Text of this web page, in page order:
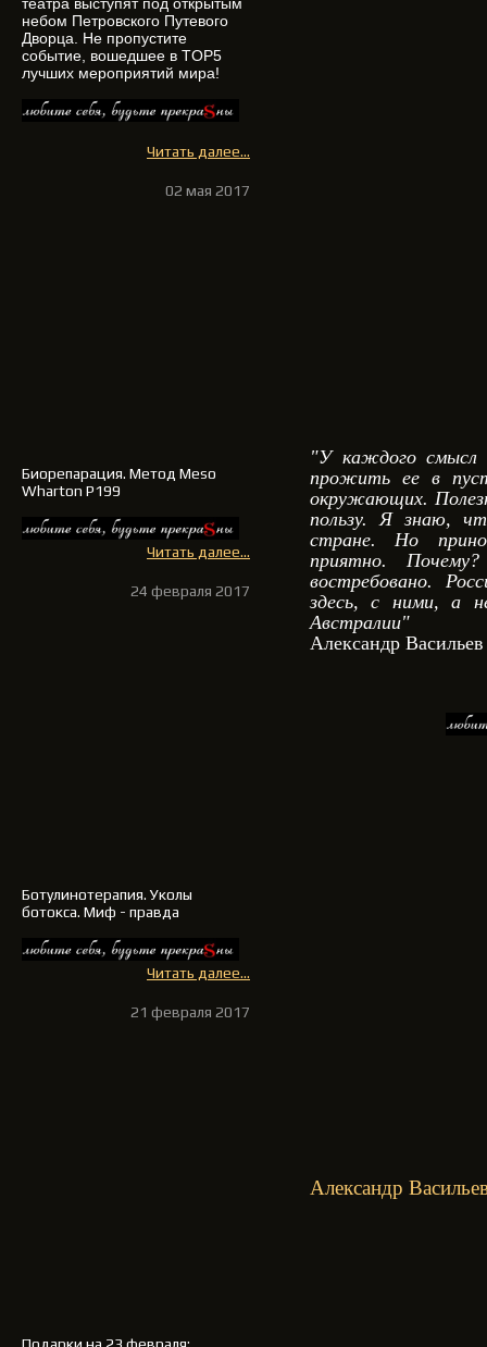
небом Петровского Путевого
Дворца. Не пропустите
событие, вошедшее в TOP5
лучших мероприятий мира!
Читать далее...
02 мая 2017
Биорепарация. Метод Meso
Wharton P199
Читать далее...
24 февраля 2017
Ботулинотерапия. Уколы
ботокса. Миф - правда
Читать далее...
21 февраля 2017
"У каждого
прожить ее в
окружающих.
пользу. Я знаю,
стране. Но
приятно.
востребовано.
здесь, с ними, а
Австралии"
Александр Васильев
Александр